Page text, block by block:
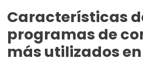
Características
programas de
más utilizados